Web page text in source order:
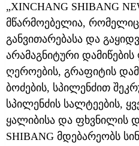
„XINCHANG SHIBANG
მწარმოებელია, რომელიც
განვითარებასა და
არამაგნიტური
ღეროების, გრაფიტის
ბოძების, სპილენძით
სპილენძის სალტეების,
ყალიბისა და ფხვნილის
SHIBANG მდებარეობს